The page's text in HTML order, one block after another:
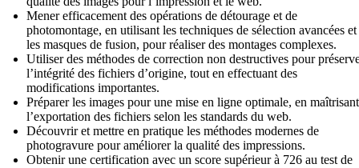
Mener efficacement des opérations de détourage et de
photomontage, en utilisant les techniques de sélection avancées et
les masques de fusion, pour réaliser des montages complexes.
Utiliser des méthodes de correction non destructives pour
l’intégrité des fichiers d’origine, tout en effectuant des
modifications importantes.
Préparer les images pour une mise en ligne optimale, en maîtrisant
l’exportation des fichiers selon les standards du web.
Découvrir et mettre en pratique les méthodes modernes de
photogravure pour améliorer la qualité des impressions.
Obtenir une certification avec un score supérieur à 726 au test de